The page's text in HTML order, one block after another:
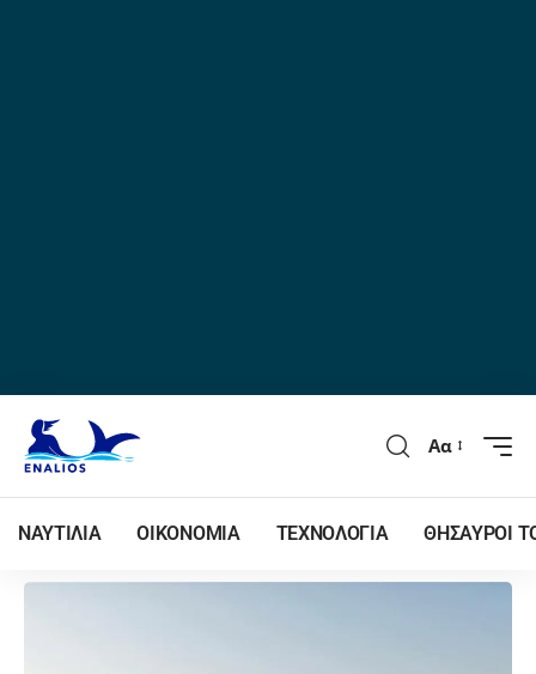
Αα
ΝΑΥΤΙΛΙΑ ΟΙΚΟΝΟΜΙΑ ΤΕΧΝΟΛΟΓΙΑ ΘΗΣΑΥΡΟΙ